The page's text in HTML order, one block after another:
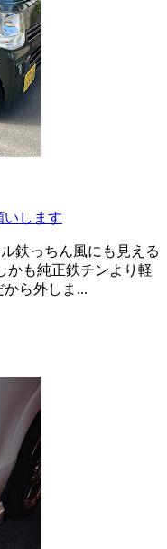
いします
鉄っちん風にも見える
かも純正鉄チンより軽
ら外しま...